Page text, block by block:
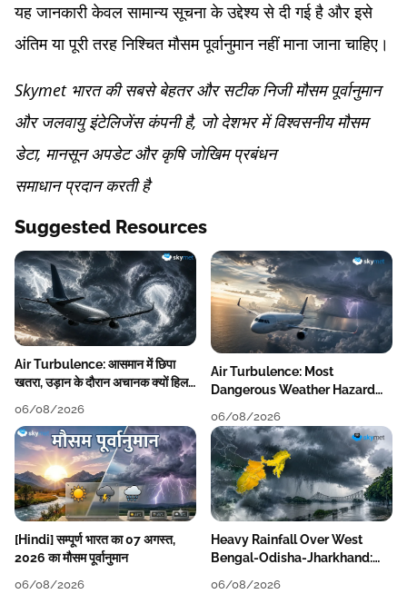
यह जानकारी केवल सामान्य सूचना के उद्देश्य से दी गई है और इसे
अंतिम या पूरी तरह निश्चित मौसम पूर्वानुमान नहीं माना जाना चाहिए।
Skymet भारत की सबसे बेहतर और सटीक निजी मौसम पूर्वानुमान
और जलवायु इंटेलिजेंस कंपनी है, जो देशभर में विश्वसनीय मौसम
डेटा, मानसून अपडेट और कृषि जोखिम प्रबंधन
समाधान प्रदान करती है
Suggested Resources
Air Turbulence: आसमान में छिपा
खतरा, उड़ान के दौरान अचानक क्यों हिलने
06/08/2026
Air Turbulence: Most
Dangerous Weather Hazard
06/08/2026
[Hindi] सम्पूर्ण भारत का 07 अगस्त,
2026 का मौसम पूर्वानुमान
06/08/2026
Heavy Rainfall Over West
Bengal-Odisha-Jharkhand:
06/08/2026